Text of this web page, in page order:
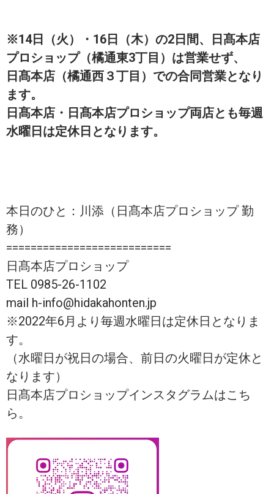
※14日（火）・16日（木）の2日間、日髙本店
プロショップ（橘通東3丁目）は営業せず、
日髙本店（橘通西３丁目）での合同営業となり
ます。
日髙本店・日髙本店プロショップ両店とも毎週
水曜日は定休日となります。
本日のひと：川添（日髙本店プロショップ 勤
務）
===========================
日髙本店プロショップ
TEL 0985-26-1102
mail h-info@hidakahonten.jp
※2022年6月より毎週水曜日は定休日となりま
す。
（水曜日が祝日の場合、前日の火曜日が定休と
なります）
日髙本店プロショップインスタグラムはこち
ら。